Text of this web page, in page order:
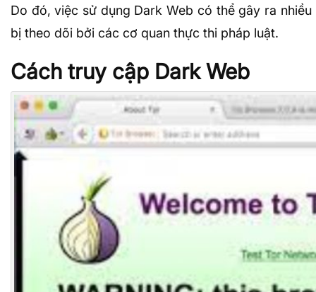
Do đó, việc sử dụng Dark Web có thể gây ra
bị theo dõi bởi các cơ quan thực thi pháp luật.
Cách truy cập Dark Web